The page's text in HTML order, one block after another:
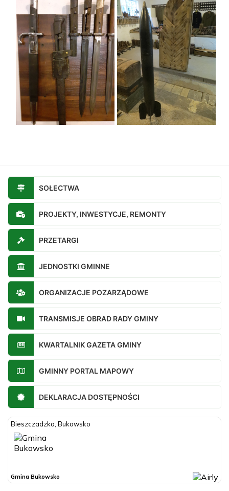
SOŁECTWA
PROJEKTY, INWESTYCJE, REMONTY
PRZETARGI
JEDNOSTKI GMINNE
ORGANIZACJE POZARZĄDOWE
TRANSMISJE OBRAD RADY GMINY
KWARTALNIK GAZETA GMINY
GMINNY PORTAL MAPOWY
DEKLARACJA DOSTĘPNOŚCI